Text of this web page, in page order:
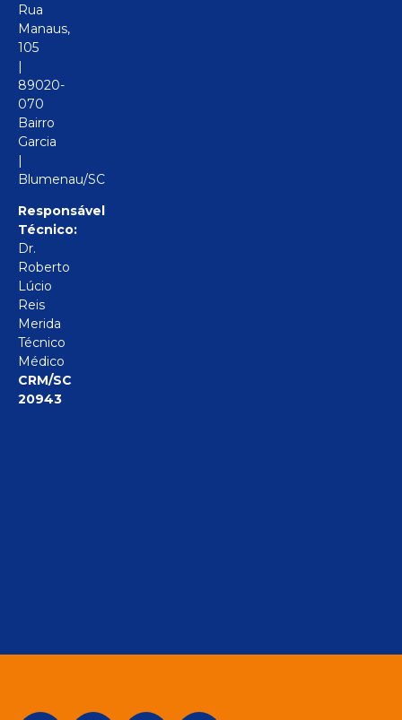
Rua
Manaus,
105
|
89020-
070
Bairro
Garcia
|
Blumenau/SC
Responsável
Técnico:
Dr.
Roberto
Lúcio
Reis
Merida
Técnico
Médico
CRM/SC
20943